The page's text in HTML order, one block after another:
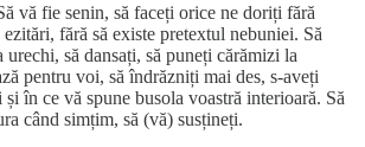
vă fie senin, să faceți orice ne doriți fără
fără să existe pretextul nebuniei. Să
urechi, să dansați, să puneți cărămizi la
pentru voi, să îndrăzniți mai des, s-aveți
în ce vă spune busola voastră interioară. Să
când simțim, să (vă) susțineți.